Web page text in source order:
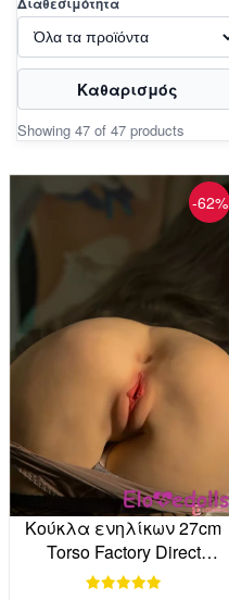
Καθαρισμός
Showing 47 of 47 products
-62%
Κούκλα ενηλίκων 27cm
Torso Factory Direct
Compact Model